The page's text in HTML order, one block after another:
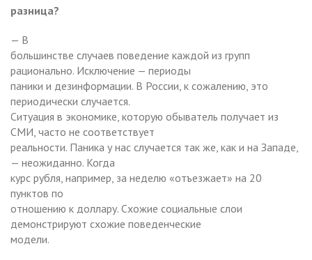
разница?
— В
большинстве случаев поведение каждой из групп
рационально. Исключение — периоды
паники и дезинформации. В России, к сожалению, это
периодически случается.
Ситуация в экономике, которую обыватель получает из
СМИ, часто не соответствует
реальности. Паника у нас случается так же, как и на Западе,
— неожиданно. Когда
курс рубля, например, за неделю «отъезжает» на 20
пунктов по
отношению к доллару. Схожие социальные слои
демонстрируют схожие поведенческие
модели.